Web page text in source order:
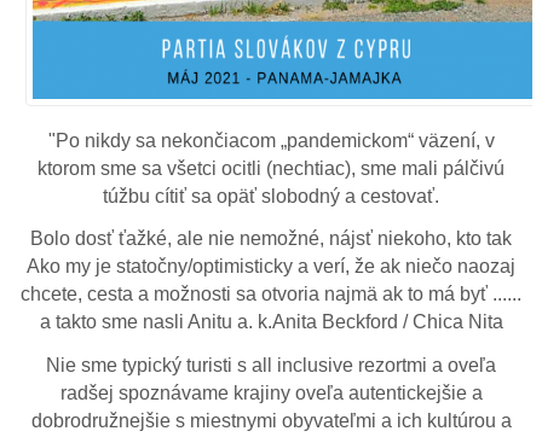
"Po nikdy sa nekončiacom „pandemickom“ väzení, v
ktorom sme sa všetci ocitli (nechtiac), sme mali pálčivú
túžbu cítiť sa opäť slobodný a cestovať.
Bolo dosť ťažké, ale nie nemožné, nájsť niekoho, kto tak
Ako my je statočny/optimisticky a verí, že ak niečo naozaj
chcete, cesta a možnosti sa otvoria najmä ak to má byť ......
a takto sme nasli Anitu a. k.Anita Beckford / Chica Nita
Nie sme typický turisti s all inclusive rezortmi a oveľa
radšej spoznávame krajiny oveľa autentickejšie a
dobrodružnejšie s miestnymi obyvateľmi a ich kultúrou a